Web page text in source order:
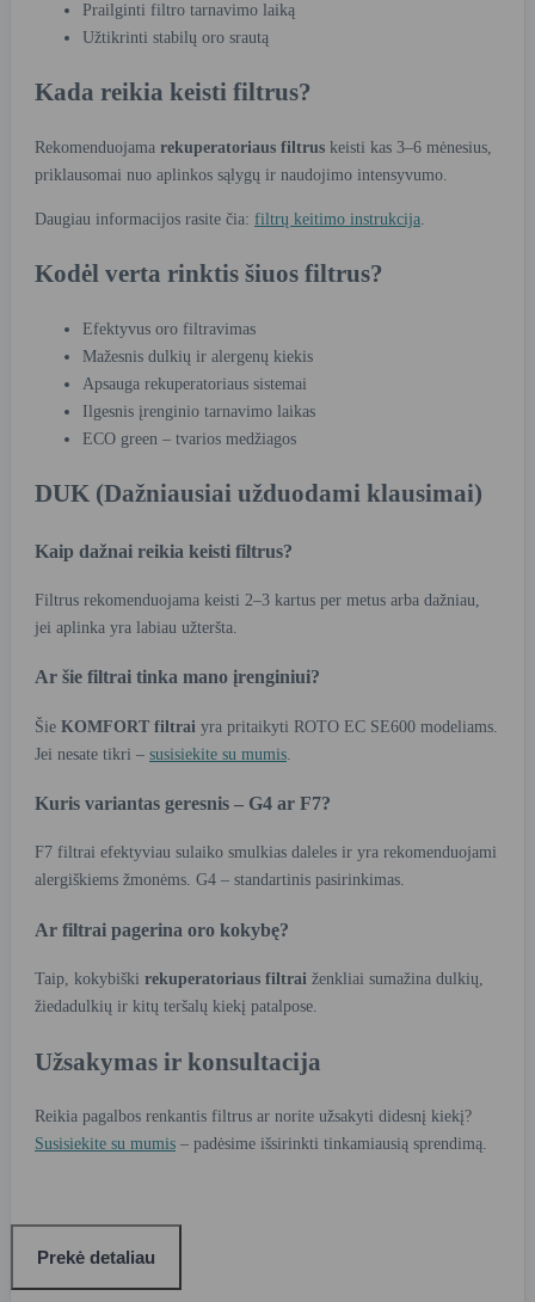
Prailginti filtro tarnavimo laiką
Užtikrinti stabilų oro srautą
Kada reikia keisti filtrus?
Rekomenduojama rekuperatoriaus filtrus keisti kas 3–6 mėnesius,
priklausomai nuo aplinkos sąlygų ir naudojimo intensyvumo.
Daugiau informacijos rasite čia: filtrų keitimo instrukcija
Kodėl verta rinktis šiuos filtrus?
Efektyvus oro filtravimas
Mažesnis dulkių ir alergenų kiekis
Apsauga rekuperatoriaus sistemai
Ilgesnis įrenginio tarnavimo laikas
ECO green – tvarios medžiagos
DUK (Dažniausiai užduodami klausimai)
Kaip dažnai reikia keisti filtrus?
Filtrus rekomenduojama keisti 2–3 kartus per metus arba dažniau,
jei aplinka yra labiau užteršta.
Ar šie filtrai tinka mano įrenginiui?
Šie KOMFORT filtrai yra pritaikyti ROTO EC SE600 modeliams.
Jei nesate tikri – susisiekite su mumis
Kuris variantas geresnis – G4 ar F7?
F7 filtrai efektyviau sulaiko smulkias daleles ir yra rekomenduojami
alergiškiems žmonėms. G4 – standartinis pasirinkimas.
Ar filtrai pagerina oro kokybę?
Taip, kokybiški rekuperatoriaus filtrai ženkliai sumažina dulkių,
žiedadulkių ir kitų teršalų kiekį patalpose.
Užsakymas ir konsultacija
Reikia pagalbos renkantis filtrus ar norite užsakyti didesnį kiekį?
Susisiekite su mumis – padėsime išsirinkti tinkamiausią sprendimą.
Prekė detaliau